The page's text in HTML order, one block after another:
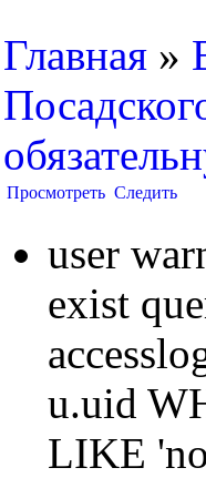
Главная »
Просмотреть Следить
user
exist
u.uid
LIKE